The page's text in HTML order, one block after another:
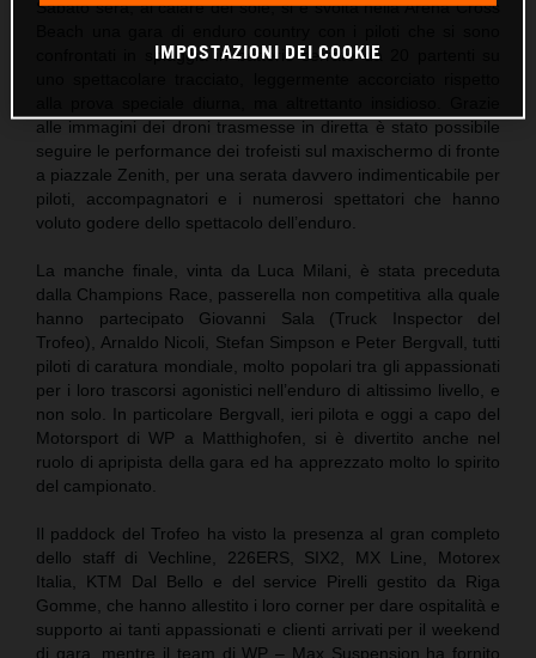
Sabato sera, al calare del sole, si è svolta nella Arena Cross
confrontati in spiaggia in batterie serrate da 20 partenti su
alle immagini dei droni trasmesse in diretta è stato possibile
seguire le performance dei trofeisti sul maxischermo di fronte
a piazzale Zenith, per una serata davvero indimenticabile per
piloti, accompagnatori e i numerosi spettatori che hanno
voluto godere dello spettacolo dell’enduro.
La manche finale, vinta da Luca Milani, è stata preceduta
dalla Champions Race, passerella non competitiva alla quale
hanno partecipato Giovanni Sala (Truck Inspector del
Trofeo), Arnaldo Nicoli, Stefan Simpson e Peter Bergvall, tutti
piloti di caratura mondiale, molto popolari tra gli appassionati
per i loro trascorsi agonistici nell’enduro di altissimo livello, e
non solo. In particolare Bergvall, ieri pilota e oggi a capo del
Motorsport di WP a Matthighofen, si è divertito anche nel
ruolo di apripista della gara ed ha apprezzato molto lo spirito
del campionato.
Il paddock del Trofeo ha visto la presenza al gran completo
dello staff di Vechline, 226ERS, SIX2, MX Line, Motorex
Italia, KTM Dal Bello e del service Pirelli gestito da Riga
Gomme, che hanno allestito i loro corner per dare ospitalità e
supporto ai tanti appassionati e clienti arrivati per il weekend
di gara, mentre il team di WP – Max Suspension ha fornito
IMPOSTAZIONI DEI COOKIE